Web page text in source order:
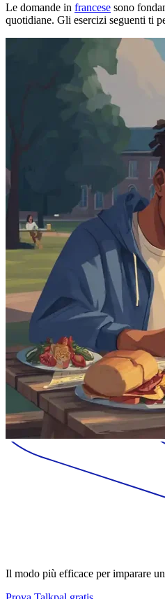
Le domande in francese sono
quotidiane. Gli esercizi seguenti ti
Il modo più efficace per imparare